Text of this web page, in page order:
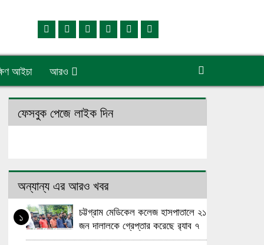
আইচা আরও
ফেসবুক পেজে লাইক দিন
অন্যান্য এর আরও খবর
১
চট্টগ্রাম মেডিকেল কলেজ হাসপাতালে ২১
জন দালালকে গ্রেপ্তার করেছে র‌্যাব ৭